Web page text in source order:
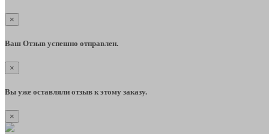
×
Ваш Отзыв успешно отправлен.
×
Вы уже оставляли отзыв к этому заказу.
×